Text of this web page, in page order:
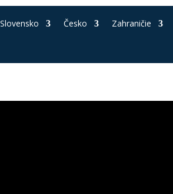
Slovensko Česko Zahraničie